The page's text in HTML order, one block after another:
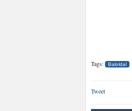
Tags: Baloldal
Tweet